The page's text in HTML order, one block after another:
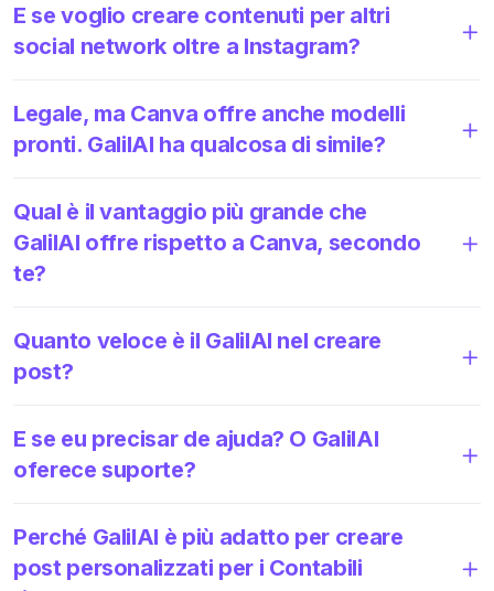
E se voglio creare contenuti per altri
social network oltre a Instagram?
Legale, ma Canva offre anche modelli
pronti. GalilAI ha qualcosa di simile?
Qual è il vantaggio più grande che
GalilAI offre rispetto a Canva, secondo
te?
Quanto veloce è il GalilAI nel creare
post?
E se eu precisar de ajuda? O GalilAI
oferece suporte?
Perché GalilAI è più adatto per creare
post personalizzati per i Contabili